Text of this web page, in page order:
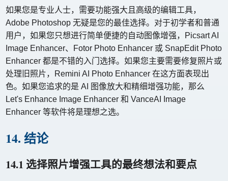
如果您是专业人士，需要功能强大且高级的编辑工具，
Adobe Photoshop 无疑是您的最佳选择。对于初学者和普通
用户，如果您只想进行简单便捷的自动图像增强，Picsart AI
Image Enhancer、Fotor Photo Enhancer 或 SnapEdit Photo
Enhancer 都是不错的入门选择。如果您主要需要修复照片或
处理旧照片，Remini AI Photo Enhancer 在这方面表现出
色。如果您追求的是 AI 图像放大和精细增强功能，那么
Let's Enhance Image Enhancer 和 VanceAI Image
Enhancer 等软件将是理想之选。
14. 结论
14.1 选择照片增强工具的最终想法和要点